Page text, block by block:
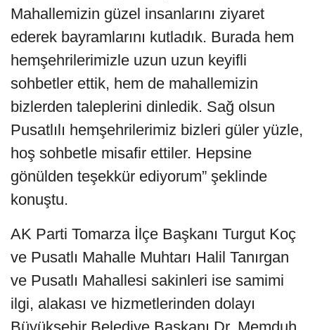
Mahallemizin güzel insanlarını ziyaret
ederek bayramlarını kutladık. Burada hem
hemşehrilerimizle uzun uzun keyifli
sohbetler ettik, hem de mahallemizin
bizlerden taleplerini dinledik. Sağ olsun
Pusatlılı hemşehrilerimiz bizleri güler yüzle,
hoş sohbetle misafir ettiler. Hepsine
gönülden teşekkür ediyorum” şeklinde
konuştu.
AK Parti Tomarza İlçe Başkanı Turgut Koç
ve Pusatlı Mahalle Muhtarı Halil Tanırgan
ve Pusatlı Mahallesi sakinleri ise samimi
ilgi, alakası ve hizmetlerinden dolayı